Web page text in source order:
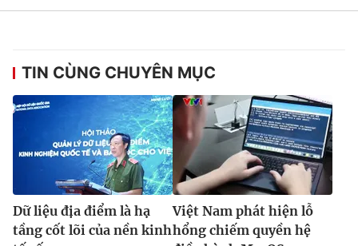
TIN CÙNG CHUYÊN MỤC
Dữ liệu địa điểm là hạ
tầng cốt lõi của nền kinh
Việt Nam phát hiện lỗ
hổng chiếm quyền hệ